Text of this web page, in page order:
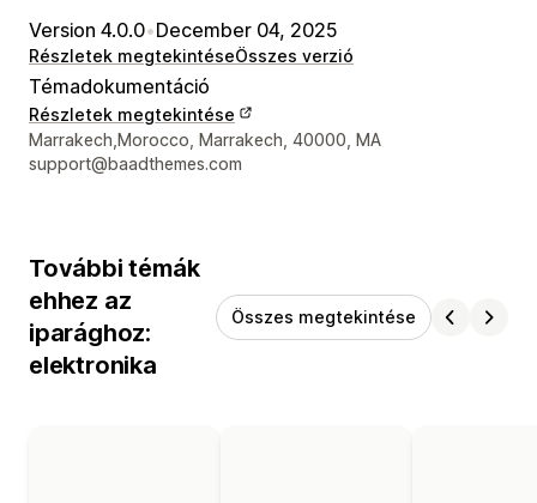
Version 4.0.0•December 04, 2025
Részletek megtekintéseÖsszes verzió
Témadokumentáció
Részletek megtekintése
Dizájner kapcsolattartási adatai
Marrakech,Morocco, Marrakech, 40000, MA
support@baadthemes.com
További témák
ehhez az
iparághoz:
elektronika
Összes megtekintése